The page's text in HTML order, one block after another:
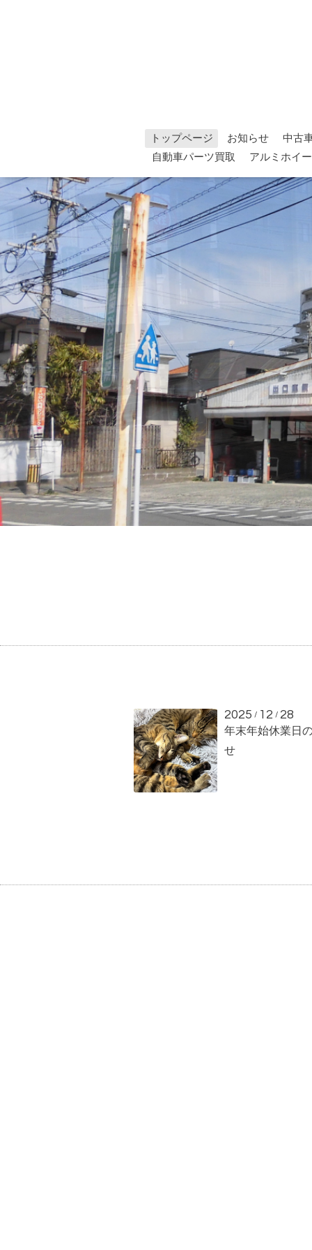
トップページ お知らせ
中古
自動車パーツ買取
アルミホイ
2025 / 12 / 28
年末年始休業日
せ